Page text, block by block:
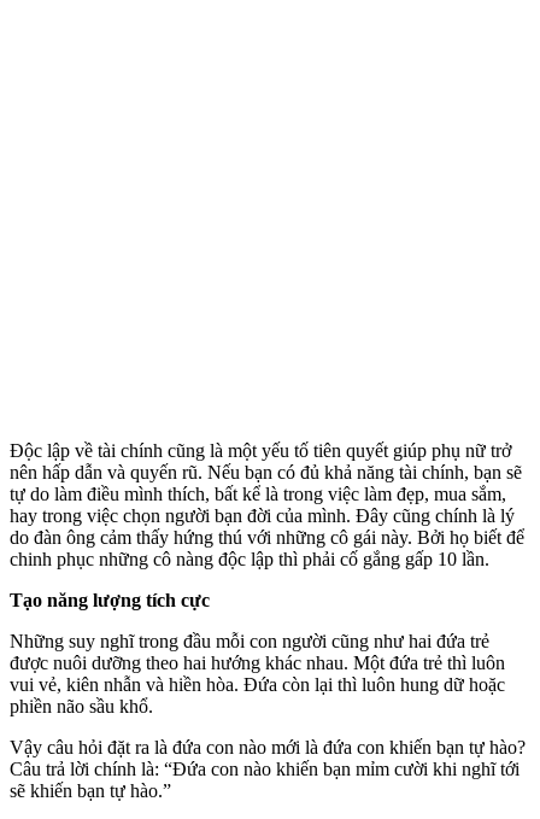
Độc lập về tài chính cũng là một yếu tố tiên quyết giúp phụ nữ trở
nên hấp dẫn và quyến rũ. Nếu bạn có đủ khả năng tài chính, bạn sẽ
tự do làm điều mình thích, bất kể là trong việc làm đẹp, mua sắm,
hay trong việc chọn người bạn đời của mình. Đây cũng chính là lý
do đàn ông cảm thấy hứng thú với những cô gái này. Bởi họ biết để
chinh phục những cô nàng độc lập thì phải cố gắng gấp 10 lần.
Tạo năng lượng tích cực
Những suy nghĩ trong đầu mỗi con người cũng như hai đứa trẻ
được nuôi dưỡng theo hai hướng khác nhau. Một đứa trẻ thì luôn
vui vẻ, kiên nhẫn và hiền hòa. Đứa còn lại thì luôn hung dữ hoặc
phiền não sầu khổ.
Vậy câu hỏi đặt ra là đứa con nào mới là đứa con khiến bạn tự hào?
Câu trả lời chính là: “Đứa con nào khiến bạn mỉm cười khi nghĩ tới
sẽ khiến bạn tự hào.”